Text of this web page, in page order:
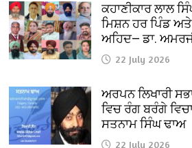
ਕਹਾਣੀਕਾਰ ਲਾਲ
ਮਿਸ਼ਨ ਹਰ ਪਿੰਡ
ਅਹਿਦ— ਡਾ.
22 July 2026
ਅਰਪਨ ਲਿਖਾਰੀ
ਵਿਚ ਰੰਗ ਬਰੰਗੇ
ਸਤਨਾਮ ਸਿੰਘ ਢਾਅ
22 July 2026